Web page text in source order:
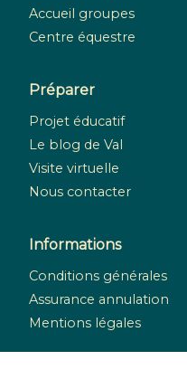
Accueil groupes
Centre équestre
Préparer
Projet éducatif
Le blog de Val
Visite virtuelle
Nous contacter
Informations
Conditions générales
Assurance annulation
Mentions légales